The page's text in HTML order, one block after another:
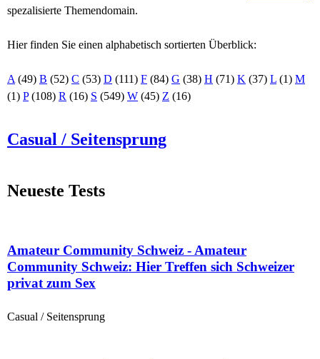
spezalisierte Themendomain.
Hier finden Sie einen alphabetisch sortierten Überblick:
A (49) B (52) C (53) D (111) F (84) G (38) H (71) K (37) L (1) M
(1) P(108) R (16) S (549) W (45) Z (16)
Casual / Seitensprung
Neueste Tests
Amateur Community Schweiz - Amateur
Community Schweiz: Hier Treffen sich Schweizer
privat zum Sex
Casual / Seitensprung